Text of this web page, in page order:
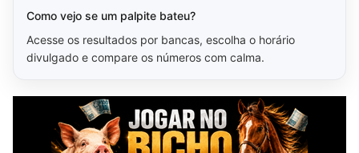
Como vejo se um palpite bateu?
Acesse os resultados por bancas, escolha o horário
divulgado e compare os números com calma.